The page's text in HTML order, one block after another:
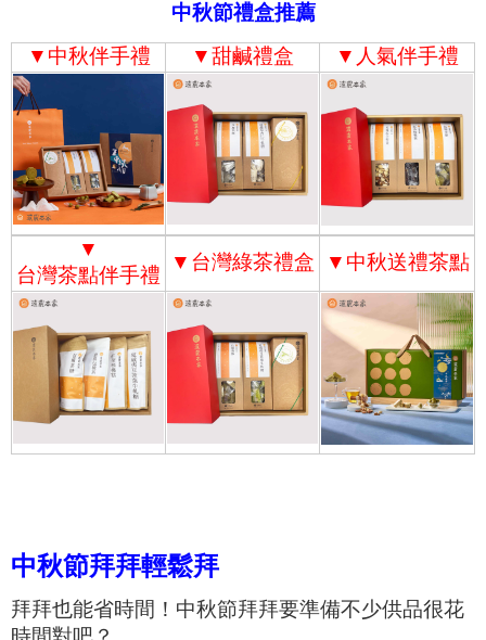
中秋節禮盒推薦
▼ 中秋伴手禮 ▼甜鹹禮盒 ▼ 人氣伴手禮
▼
台灣茶點伴手禮
▼ 台灣綠茶禮盒 ▼ 中秋送禮茶點
中秋節拜拜輕鬆拜
拜拜也能省時間！中秋節拜拜要準備不少供品很花